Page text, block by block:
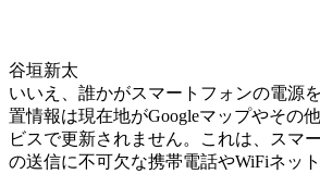
谷垣新太
いいえ、誰かがスマートフォンの電源
置情報は現在地がGoogleマップやその
ビスで更新されません。これは、スマ
の送信に不可欠な携帯電話やWiFiネッ